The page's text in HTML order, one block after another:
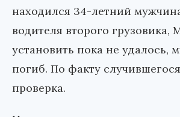
находился 34-летний
водителя второго грузовика,
установить пока не удалось,
погиб. По факту
проверка.